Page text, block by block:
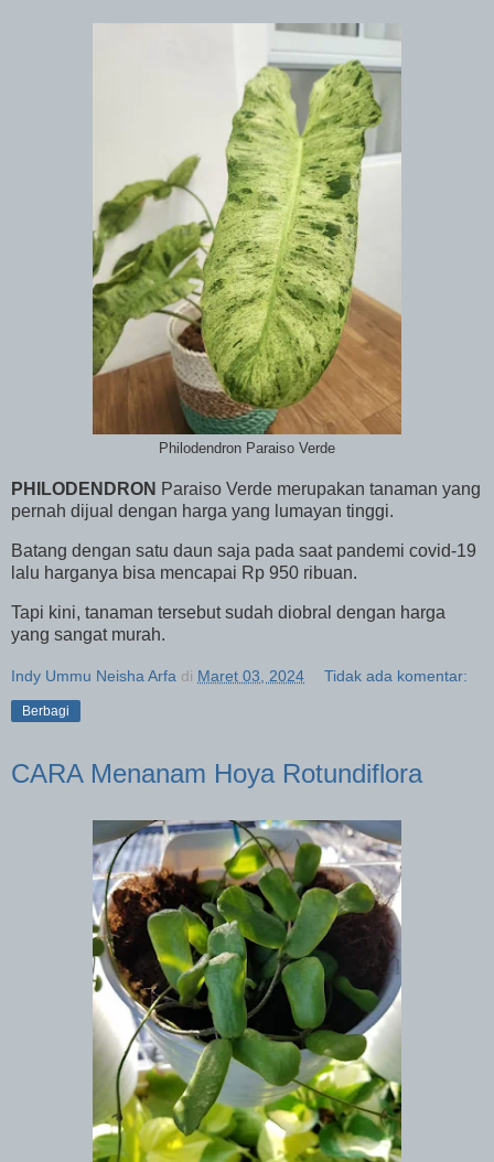
Philodendron Paraiso Verde
PHILODENDRON Paraiso Verde merupakan tanaman yang
pernah dijual dengan harga yang lumayan tinggi.
Batang dengan satu daun saja pada saat pandemi covid-19
lalu harganya bisa mencapai Rp 950 ribuan.
Tapi kini, tanaman tersebut sudah diobral dengan harga
yang sangat murah.
Indy Ummu Neisha Arfa di Maret 03, 2024 Tidak ada komentar:
Berbagi
CARA Menanam Hoya Rotundiflora